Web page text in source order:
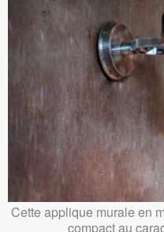
Cette applique murale en
compact au